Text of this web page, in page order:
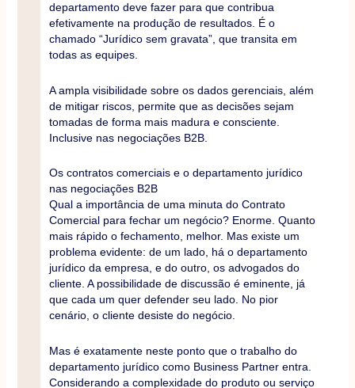
departamento deve fazer para que contribua
efetivamente na produção de resultados. É o
chamado “Jurídico sem gravata”, que transita em
todas as equipes.
A ampla visibilidade sobre os dados gerenciais, além
de mitigar riscos, permite que as decisões sejam
tomadas de forma mais madura e consciente.
Inclusive nas negociações B2B.
Os contratos comerciais e o departamento jurídico
nas negociações B2B
Qual a importância de uma minuta do Contrato
Comercial para fechar um negócio? Enorme. Quanto
mais rápido o fechamento, melhor. Mas existe um
problema evidente: de um lado, há o departamento
jurídico da empresa, e do outro, os advogados do
cliente. A possibilidade de discussão é eminente, já
que cada um quer defender seu lado. No pior
cenário, o cliente desiste do negócio.
Mas é exatamente neste ponto que o trabalho do
departamento jurídico como Business Partner entra.
Considerando a complexidade do produto ou serviço